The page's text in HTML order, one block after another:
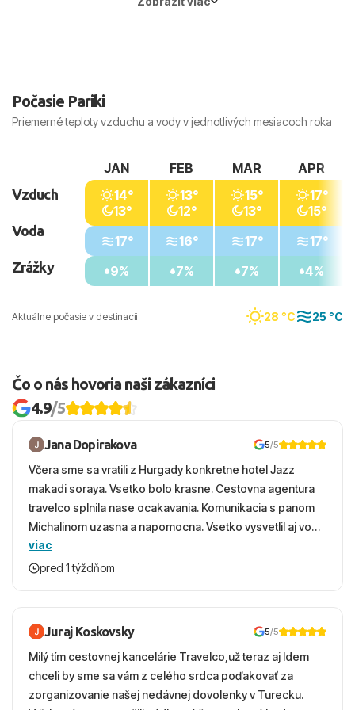
Počasie Pariki
Priemerné teploty vzduchu a vody v jednotlivých mesiacoch roka
Aktuálne počasie v destinacii 28 °C 25 °C
Vzduch
Voda
Zrážky
JAN
14°
13°
17°
9%
FEB
13°
12°
16°
7%
MAR
15°
13°
17°
7%
APR
17°
15°
17°
4%
Čo o nás hovoria naši zákazníci
4.9/5
Jana Dopirakova 5/5
Včera sme sa vratili z Hurgady konkretne hotel Jazz
makadi soraya. Vsetko bolo krasne. Cestovna agentura
travelco splnila nase ocakavania. Komunikacia s panom
Michalinom uzasna a napomocna. Vsetko vysvetlil aj vo
vecernych hodinach zaco sa ospravedlnujem. Hotel
krasny, cisty. Sluzby top. Strava, prostredie, more,
viac
pred 1 týždňom
Juraj Koskovsky 5/5
Milý tím cestovnej kancelárie Travelco,už teraz aj Idem
chceli by sme sa vám z celého srdca poďakovať za
zorganizovanie našej nedávnej dovolenky v Turecku.